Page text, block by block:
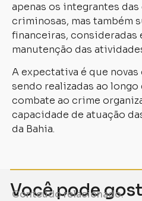
apenas os integrantes
criminosas, mas também
financeiras, consideradas
manutenção das
A expectativa é que
sendo realizadas ao
combate ao crime
capacidade de atuação
da Bahia.
Você pode
Conteúdo relacionado.